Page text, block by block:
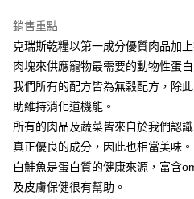
銷售重點
克瑞斯乾糧以第一成分優質肉品加
肉塊來供應寵物最需要的動物性蛋白
我們所有的配方皆為無榖配方，除
助維持消化道機能。
所有的肉品及蔬菜皆來自於我們認
真正優良的成分，因此也相當美味。
白鮭魚是蛋白質的健康來源，富含
及皮膚保健很有幫助。